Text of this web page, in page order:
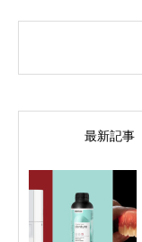
最新記事